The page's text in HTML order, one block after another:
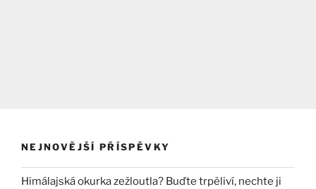
NEJNOVĚJŠÍ PŘÍSPĚVKY
Himálajská okurka zežloutla? Buďte trpěliví, nechte ji